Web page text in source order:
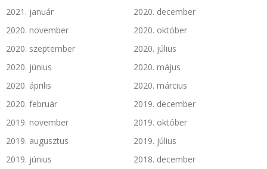
2021. január
2020. december
2020. november
2020. október
2020. szeptember
2020. július
2020. június
2020. május
2020. április
2020. március
2020. február
2019. december
2019. november
2019. október
2019. augusztus
2019. július
2019. június
2018. december